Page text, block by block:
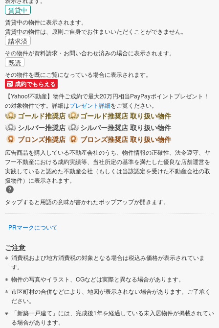
稲城市
あきる野市
西多摩郡瑞穂町
賃貸中
賃貸中の物件に表示されます。
賃貸中の物件は、原則ご自身でお住まいいただくことができません。
請求済
その物件が資料請求・お問い合わせ済みの場合に表示されます。
既読
その物件を既にご覧になっている場合に表示されます。
成約でもらえる
【Yahoo!不動産】物件ご成約で最大20万円相当PayPayポイントプレゼント！
の対象物件です。詳細はプレゼント詳細をご覧ください。
ゴールド推奨店
ゴールド推奨店 取り扱い物件
シルバー推奨店
シルバー推奨店 取り扱い物件
ブロンズ推奨店
ブロンズ推奨店 取り扱い物件
広告商品を購入している不動産会社のうち、物件情報の正確性、法令遵守、ヤ
フー不動産における成約実績等、当社所定の基準を満たした優良な店舗運営を
実践していると認めた不動産会社（もしくは当該認定を受けた不動産会社の取
扱物件）に表示されます。
タップすると用語の意味が書かれたポップアップが開きます。
PRマークについて
ご注意
消費税および地方消費税の対象となる場合は税込み価格が表示されていま
す。
物件の写真やイラスト、CGなどは実際と異なる場合があります。
市区町村の合併などにより、地図が表示されない場合があります。ご了承く
ださい。
「新築一戸建て」には、完成後1年を経過している未入居物件が掲載されてい
る場合があります。